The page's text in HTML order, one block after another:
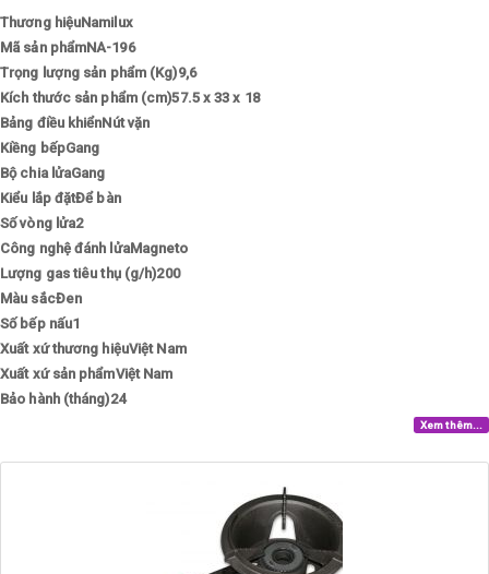
Thương hiệuNamilux
Mã sản phẩmNA-196
Trọng lượng sản phẩm (Kg)9,6
Kích thước sản phẩm (cm)57.5 x 33 x 18
Bảng điều khiểnNút vặn
Kiềng bếpGang
Bộ chia lửaGang
Kiểu lắp đặtĐể bàn
Số vòng lửa2
Công nghệ đánh lửaMagneto
Lượng gas tiêu thụ (g/h)200
Màu sắcĐen
Số bếp nấu1
Xuất xứ thương hiệuViệt Nam
Xuất xứ sản phẩmViệt Nam
Bảo hành (tháng)24
Xem thêm...